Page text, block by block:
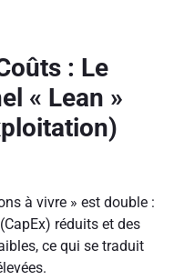
: Le
« Lean »
à vivre » est double :
réduits et des
ce qui se traduit